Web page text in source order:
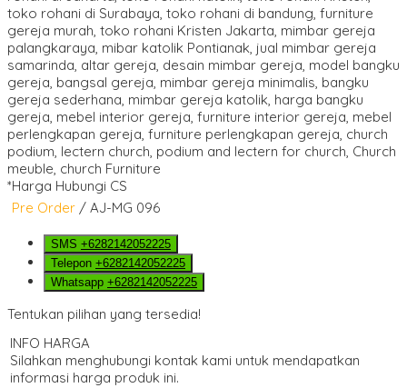
*Harga Hubungi CS
Pre Order / AJ-MG 096
SMS +6282142052225
Telepon +6282142052225
Whatsapp +6282142052225
Tentukan pilihan yang tersedia!
INFO HARGA
Silahkan menghubungi kontak kami untuk mendapatkan
informasi harga produk ini.